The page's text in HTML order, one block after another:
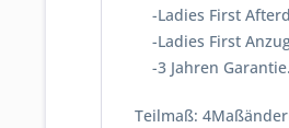
-Ladies First
-Ladies First
-3 Jahren Garantie.
Teilmaß: